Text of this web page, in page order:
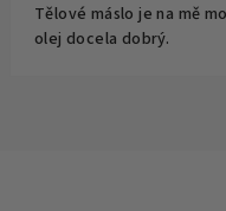
Tělové máslo je na mě
olej docela dobrý.